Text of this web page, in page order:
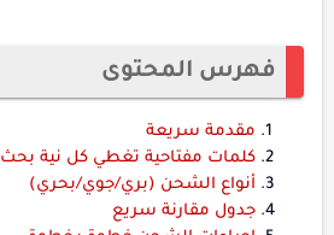
فهرس المحتوى
مقدمة سريعة
كلمات مفتاحية تغطي كل نية بحث
أنواع الشحن (بري/جوي/بحري)
جدول مقارنة سريع